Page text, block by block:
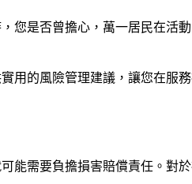
您是否曾擔心，萬一居民在活
用的風險管理建議，讓您在服
能需要負擔損害賠償責任。對